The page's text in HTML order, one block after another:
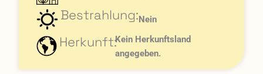
Bestrahlung:Nein
Herkunft:Kein Herkunftsland
angegeben.